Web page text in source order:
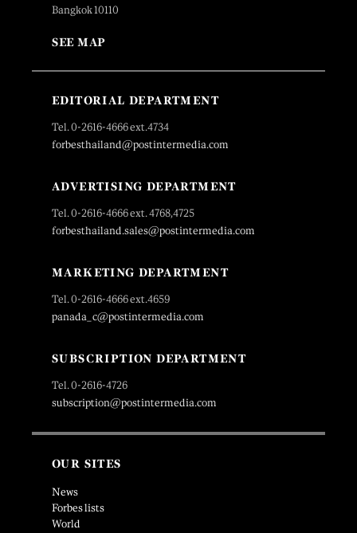
Bangkok 10110
SEE MAP
EDITORIAL DEPARTMENT
Tel. 0-2616-4666 ext.4734
forbesthailand@postintermedia.com
ADVERTISING DEPARTMENT
Tel. 0-2616-4666 ext. 4768,4725
forbesthailand.sales@postintermedia.com
MARKETING DEPARTMENT
Tel. 0-2616-4666 ext.4659
panada_c@postintermedia.com
SUBSCRIPTION DEPARTMENT
Tel. 0-2616-4726
subscription@postintermedia.com
OUR SITES
News
Forbes lists
World